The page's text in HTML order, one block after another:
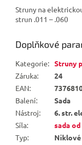
Struny na
strun .011 – .060
Doplňkové
Kategorie: Struny
Záruka:
24
EAN:
Balení:
Sada
Nástroj:
6. str.
Síla:
sada od
Typ: Niklové